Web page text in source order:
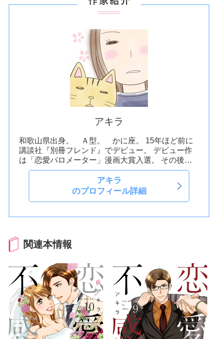
アキラ
和歌山県出身。 Ａ型。 かに座。
15年ほど前に
講談社『別冊フレンド』でデビュー。
デビュー作
は「恋愛バロメーター」漫画大賞入選。
その後
「最高の愛情」「あなたに愛の手」「ワイルドマ
その後、同じ講談社の女性
漫画雑誌『Kiss』にて「蘭園日記」読み切り掲
載。
アキラ
のプロフィール詳細
関連本情報